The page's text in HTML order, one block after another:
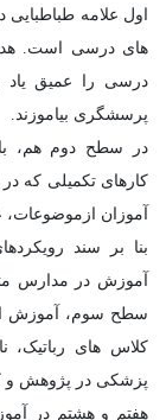
اول علامه
های درسی است.
درسی را عمیق یاد
پرسشگری بیاموزند.
در سطح دوم هم، با
کارهای تکمیلی که
آموزان
بنا بر سند
آموزش در مدارس
سطح سوم، آموزش
کلاس های رباتیک،
پزشکی در پژوهش و
هفتم و هشتم در